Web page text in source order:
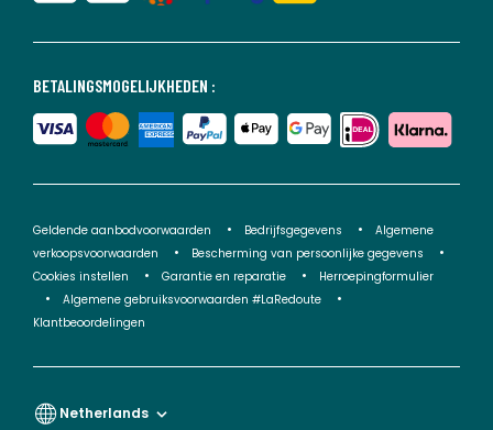
BETALINGSMOGELIJKHEDEN :
Geldende aanbodvoorwaarden Bedrijfsgegevens
Algemene
verkoopsvoorwaarden
Bescherming van persoonlijke gegevens
Cookies instellen
Garantie en reparatie
Herroepingformulier
Algemene gebruiksvoorwaarden #LaRedoute
Klantbeoordelingen
Netherlands